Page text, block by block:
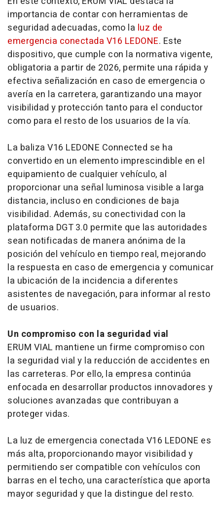
importancia de contar con herramientas de
seguridad adecuadas, como la luz de
emergencia conectada V16 LEDONE. Este
dispositivo, que cumple con la normativa vigente,
obligatoria a partir de 2026, permite una rápida y
efectiva señalización en caso de emergencia o
avería en la carretera, garantizando una mayor
visibilidad y protección tanto para el conductor
como para el resto de los usuarios de la vía.
La baliza V16 LEDONE Connected se ha
convertido en un elemento imprescindible en el
equipamiento de cualquier vehículo, al
proporcionar una señal luminosa visible a larga
distancia, incluso en condiciones de baja
visibilidad. Además, su conectividad con la
plataforma DGT 3.0 permite que las autoridades
sean notificadas de manera anónima de la
posición del vehículo en tiempo real, mejorando
la respuesta en caso de emergencia y comunicar
la ubicación de la incidencia a diferentes
asistentes de navegación, para informar al resto
de usuarios.
Un compromiso con la seguridad vial
ERUM VIAL mantiene un firme compromiso con
la seguridad vial y la reducción de accidentes en
las carreteras. Por ello, la empresa continúa
enfocada en desarrollar productos innovadores y
soluciones avanzadas que contribuyan a
proteger vidas.
La luz de emergencia conectada V16 LEDONE es
más alta, proporcionando mayor visibilidad y
permitiendo ser compatible con vehículos con
barras en el techo, una característica que aporta
mayor seguridad y que la distingue del resto.